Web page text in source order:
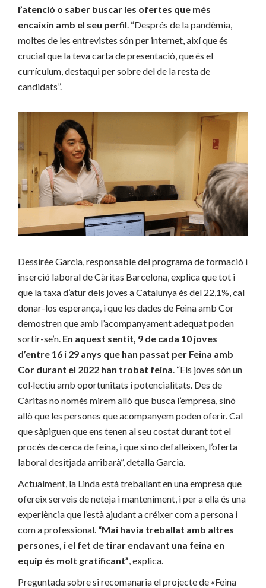
l’atenció o saber buscar les ofertes que més
encaixin amb el seu perfil. “Després de la pandèmia,
moltes de les entrevistes són per internet, així que és
crucial que la teva carta de presentació, que és el
currículum, destaqui per sobre del de la resta de
candidats”.
Dessirée Garcia, responsable del programa de formació i
inserció laboral de Càritas Barcelona, explica que tot i
que la taxa d’atur dels joves a Catalunya és del 22,1%, cal
donar-los esperança, i que les dades de Feina amb Cor
demostren que amb l’acompanyament adequat poden
sortir-se’n. En aquest sentit, 9 de cada 10 joves
d’entre 16 i 29 anys que han passat per Feina amb
Cor durant el 2022 han trobat feina . “Els joves són un
col·lectiu amb oportunitats i potencialitats. Des de
Càritas no només mirem allò que busca l’empresa, sinó
allò que les persones que acompanyem poden oferir. Cal
que sàpiguen que ens tenen al seu costat durant tot el
procés de cerca de feina, i que si no defalleixen, l’oferta
laboral desitjada arribarà”, detalla Garcia.
Actualment, la Linda està treballant en una empresa que
ofereix serveis de neteja i manteniment, i per a ella és una
experiència que l’està ajudant a créixer com a persona i
com a professional. “Mai havia treballat amb altres
persones, i el fet de tirar endavant una feina en
equip és molt gratificant” , explica.
Preguntada sobre si recomanaria el projecte de «Feina